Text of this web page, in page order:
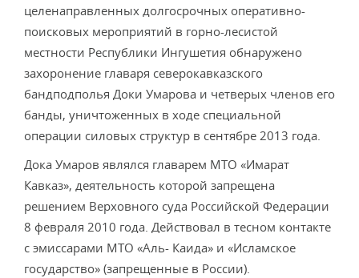
целенаправленных долгосрочных оперативно-
поисковых мероприятий в горно-лесистой
местности Республики Ингушетия обнаружено
захоронение главаря северокавказского
бандподполья Доки Умарова и четверых членов его
банды, уничтоженных в ходе специальной
операции силовых структур в сентябре 2013 года.
Дока Умаров являлся главарем МТО «Имарат
Кавказ», деятельность которой запрещена
решением Верховного суда Российской Федерации
8 февраля 2010 года. Действовал в тесном контакте
с эмиссарами МТО «Аль- Каида» и «Исламское
государство» (запрещенные в России).